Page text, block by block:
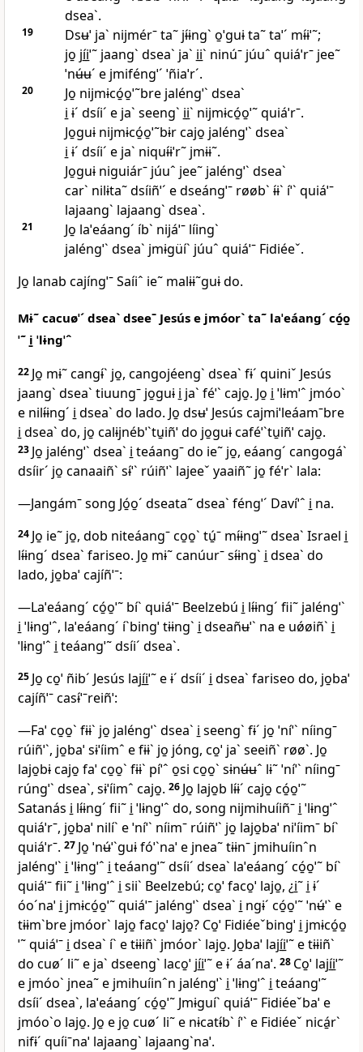
dseaˋ.
19
Dsʉˈ jaˋ nijmérˉ ta˜ jɨ́ɨngˋ o̱ˈguɨ ta˜ taˈˊ mɨ́ɨˈ˜;
jo̱ jí̱i̱ˈ˜ jaangˋ dseaˋ jaˋ i̱i̱ˋ ninúˉ júuˆ quiáˈrˉ jee˜
ˈnʉ́ʉˊ e jmiféngˈˊ ˈñiaˈrˊ.
20
Jo̱ nijmɨcó̱o̱ˈ˜bre jaléngˈˋ dseaˋ
i̱ ɨˊ dsíiˊ e jaˋ seengˋ i̱i̱ˋ nijmɨcó̱o̱ˈ˜ quiáˈrˉ.
Jo̱guɨ nijmɨcó̱o̱ˈ˜bɨr cajo̱ jaléngˈˋ dseaˋ
i̱ ɨˊ dsíiˊ e jaˋ niquɨ́ɨˈr˜ jmɨɨ˜.
Jo̱guɨ niguiárˉ júuˆ jee˜ jaléngˈˋ dseaˋ
carˋ nilɨta˜ dsíiñˈˊ e dseángˈˉ røøbˋ ɨ́ɨˋ íˈˋ quiáˈˉ
lajaangˋ lajaangˋ dseaˋ.
21
Jo̱ laˈeáangˊ íbˋ nijáˈˉ líingˋ
jaléngˈˋ dseaˋ jmɨgüíˋ júuˆ quiáˈˉ Fidiéeˇ.
Jo̱ lanab cajíngˈˉ Saíiˆ ie˜ malɨɨ˜guɨ do.
Mɨ˜ cacuøˈˊ dseaˋ dseeˉ Jesús e jmóorˋ ta˜ laˈeáangˊ có̱o̱
ˈ˜ i̱ ˈlɨngˈˆ
22 Jo̱ mɨ˜ cangɨ́ˋ jo̱, cangojéengˋ dseaˋ fɨˊ quiniˇ Jesús
jaangˋ dseaˋ tiuungˉ jo̱guɨ i̱ jaˋ féˈˋ cajo̱. Jo̱ i̱ ˈlɨmˈˆ jmóoˋ
e nilɨ́ɨngˊ i̱ dseaˋ do lado. Jo̱ dsʉˈ Jesús cajmiˈleáamˉbre
i̱ dseaˋ do, jo̱ calɨjnébˈˋtu̱iñˈ do jo̱guɨ caféˈˋtu̱iñˈ cajo̱.
23 Jo̱ jaléngˈˋ dseaˋ i̱ teáangˉ do ie˜ jo̱, eáangˊ cangogáˋ
dsíirˊ jo̱ canaaiñˋ sɨ́ˈˋ rúiñˈˋ lajeeˇ yaaiñ˜ jo̱ féˈrˋ lala:
—Jangámˉ song Jó̱o̱ˊ dseata˜ dseaˋ féngˈˊ Davíˈˆ i̱ na.
24 Jo̱ ie˜ jo̱, dob niteáangˉ co̱o̱ˋ tú̱ˉ mɨ́ɨngˈ˜ dseaˋ Israel i̱
lɨ́ɨngˊ dseaˋ fariseo. Jo̱ mɨ˜ canúurˉ sɨ́ɨngˋ i̱ dseaˋ do
lado, jo̱baˈ cajíñˈˉ:
—Laˈeáangˊ có̱o̱ˈ˜ bíˋ quiáˈˉ Beelzebú i̱ lɨ́ɨngˊ fii˜ jaléngˈˋ
i̱ ˈlɨngˈˆ, laˈeáangˊ íˋbingˈ tɨɨngˋ i̱ dseañʉˈˋ na e uǿøiñˋ i̱
ˈlɨngˈˆ i̱ teáangˈ˜ dsíiˊ dseaˋ.
25 Jo̱ co̱ˈ ñibˊ Jesús lají̱i̱ˈ˜ e ɨˊ dsíiˊ i̱ dseaˋ fariseo do, jo̱baˈ
cajíñˈˉ casɨ́ˈˉreiñˈ:
—Faˈ co̱o̱ˋ fɨɨˋ jo̱ jaléngˈˋ dseaˋ i̱ seengˋ fɨˊ jo̱ ˈníˈˋ níingˉ
rúiñˈˋ, jo̱baˈ sɨˈíimˆ e fɨɨˋ jo̱ jóng, co̱ˈ jaˋ seeiñˋ røøˋ. Jo̱
lajo̱bɨ cajo̱ faˈ co̱o̱ˋ fɨɨˋ píˈˆ o̱si co̱o̱ˋ sɨnʉ́ʉˆ lɨ˜ ˈníˈˋ níingˉ
rúngˈˋ dseaˋ, sɨˈíimˆ cajo̱. 26 Jo̱ lajo̱b lɨ́ɨˊ cajo̱ có̱o̱ˈ˜
Satanás i̱ lɨ́ɨngˊ fii˜ i̱ ˈlɨngˈˆ do, song nijmihuíiñˉ i̱ ˈlɨngˈˆ
quiáˈrˉ, jo̱baˈ nilíˋ e ˈníˈˋ níimˉ rúiñˈˋ jo̱ lajo̱baˈ niˈíimˉ bíˋ
quiáˈrˉ. 27 Jo̱ ˈnʉ́ˈˋguɨ fóˈˋnaˈ e jnea˜ tɨɨnˉ jmihuíinˆn
jaléngˈˋ i̱ ˈlɨngˈˆ i̱ teáangˈ˜ dsíiˊ dseaˋ laˈeáangˊ có̱o̱ˈ˜ bíˋ
quiáˈˉ fii˜ i̱ ˈlɨngˈˆ i̱ siiˋ Beelzebú; co̱ˈ faco̱ˈ lajo̱, ¿i̱˜ i̱ ɨˊ
óoˊnaˈ i̱ jmɨcó̱o̱ˈ˜ quiáˈˉ jaléngˈˋ dseaˋ i̱ ngɨˊ có̱o̱ˈ˜ ˈnʉ́ˈˋ e
tɨɨmˋbre jmóorˋ lajo̱ faco̱ˈ lajo̱? Co̱ˈ Fidiéeˇbingˈ i̱ jmɨcó̱o̱
ˈ˜ quiáˈˉ i̱ dseaˋ íˋ e tɨɨiñˋ jmóorˋ lajo̱. Jo̱baˈ lají̱i̱ˈ˜ e tɨɨiñˋ
do cuøˊ li˜ e jaˋ dseengˋ laco̱ˈ jí̱i̱ˈ˜ e ɨˊ áaˊnaˈ. 28 Co̱ˈ lají̱i̱ˈ˜
e jmóoˋ jnea˜ e jmihuíinˆn jaléngˈˋ i̱ ˈlɨngˈˆ i̱ teáangˈ˜
dsíiˊ dseaˋ, laˈeáangˊ có̱o̱ˈ˜ Jmɨguíˋ quiáˈˉ Fidiéeˇbaˈ e
jmóoˋo lajo̱. Jo̱ e jo̱ cuøˊ li˜ e nɨcatɨ́bˋ íˈˋ e Fidiéeˇ nicá̱rˋ
nifɨˊ quíiˉnaˈ lajaangˋ lajaangˋnaˈ.